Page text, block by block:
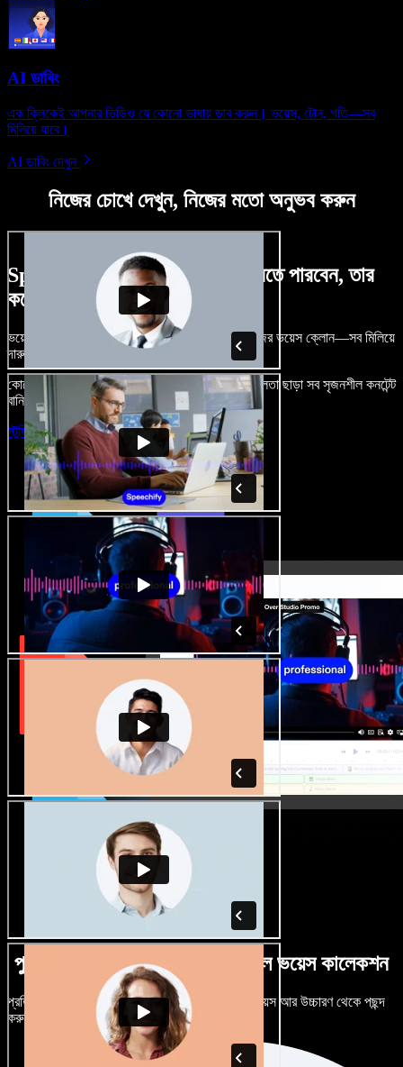
AI ডাবিং
এক ক্লিকেই আপনার ভিডিও যে কোনো ভাষায় ডাব করুন। ভয়েস, টোন, গতি—সব
মিলিয়ে যাবে।
AI ডাবিং দেখুন
নিজের চোখে দেখুন, নিজের মতো অনুভব করুন
Speechify Studio দিয়ে কী কী করতে পারবেন, তার
কয়েকটা উদাহরণ দেখুন
ভয়েসওভার, রয়্যালটি-ফ্রি ছবি, অডিও, ভিডিও যোগ, নিজের ভয়েস ক্লোন—সব মিলিয়ে
দারুণ মনে রাখার মতো অডিও-ভিডিও প্রজেক্ট বানান।
কোনো শেখার ঝামেলা নেই, শুধু ব্রাউজারে খুলুন—আর দুর্বলতা ছাড়া সব সৃজনশীল কনটেন্ট
বানিয়ে ফেলুন।
স্টুডিও চালু করুন
পুরুষ-নারী ভেদে নানান উচ্চারণে বিশাল ভয়েস কালেকশন
প্রতিটি প্রজেক্টকে আলাদা শোনাতে দিন। শত শত AI ভয়েস আর উচ্চারণ থেকে পছন্দ
করুন, নিজের মতো টিউন করুন।